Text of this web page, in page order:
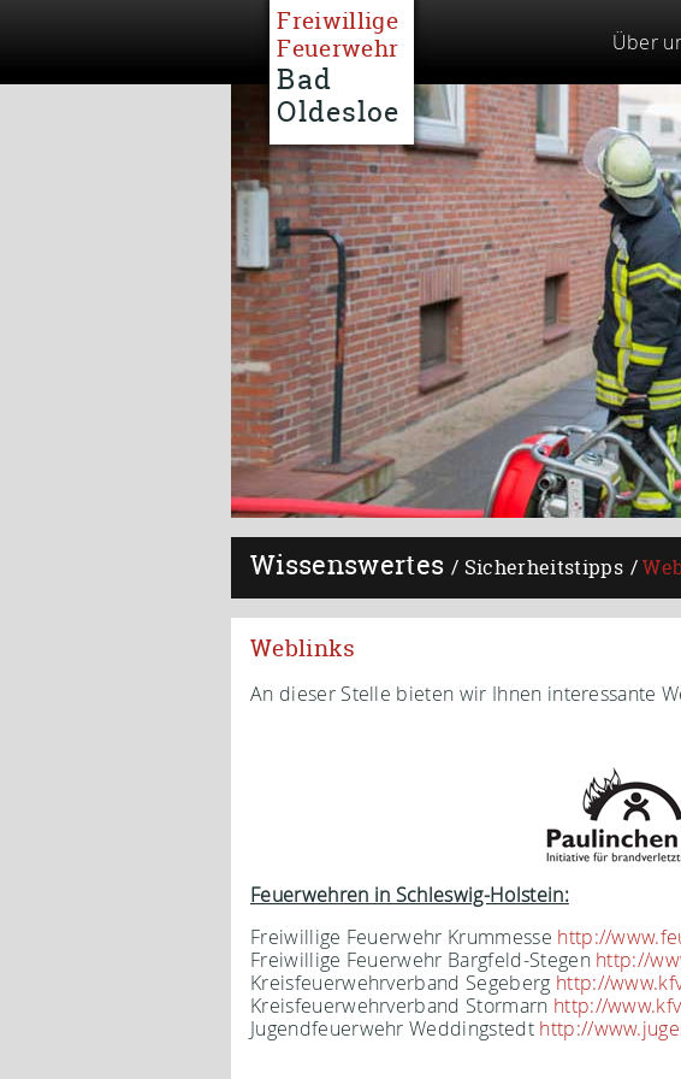
Freiwillige
Feuerwehr
Bad
Oldesloe
Über
Wissenswertes Sicherheitstipps
Weblinks
An dieser Stelle bieten wir Ihnen interessante
Feuerwehren in Schleswig-Holstein:
Freiwillige Feuerwehr Krummesse http://
Freiwillige Feuerwehr Bargfeld-Stegen http://
Kreisfeuerwehrverband Segeberg http://
Kreisfeuerwehrverband Stormarn http://
Jugendfeuerwehr Weddingstedt http://